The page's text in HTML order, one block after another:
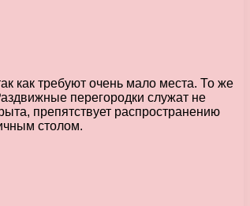
как требуют очень мало места. То же
перегородки служат не
препятствует распространению
столом.